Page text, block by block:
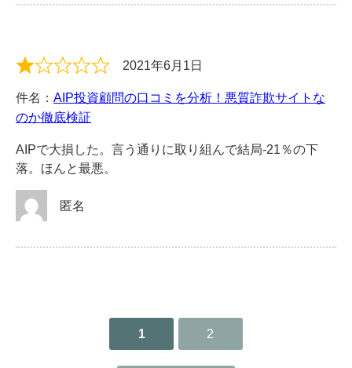
2021年6月1日
件名： AIP投資顧問の口コミを分析！悪質詐欺サイトな
のか徹底検証
AIPで大損した。言う通りに取り組んで結局-21％の下
落。ほんと最悪。
匿名
1 2